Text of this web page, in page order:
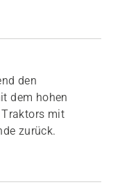
den
dem hohen
mit
zurück.